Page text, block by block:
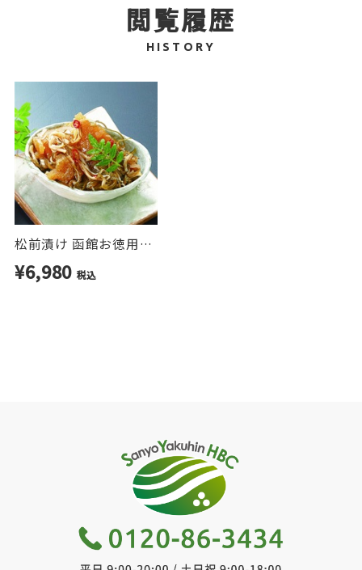
閲覧履歴
HISTORY
松前漬け 函館お徳用数の子入り松前漬け 1kg
¥6,980 税込